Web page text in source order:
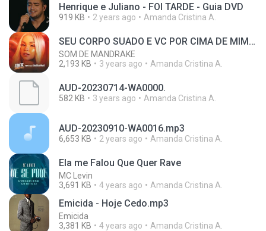
Henrique e Juliano - FOI TARDE - Guia DVD
919 KB 2 years ago Amanda Cristina A.
SEU CORPO SUADO E VC POR CIMA DE MIM - Treyce (Lançamento 2023)
SOM DE MANDRAKE
2,193 KB
3 years ago Amanda Cristina A.
AUD-20230714-WA0000.
582 KB 3 years ago Amanda Cristina A.
AUD-20230910-WA0016.mp3
6,653 KB 2 years ago Amanda Cristina A.
Ela me Falou Que Quer Rave
MC Levin
3,691 KB
4 years ago Amanda Cristina A.
Emicida - Hoje Cedo.mp3
Emicida
3,381 KB
4 years ago Amanda Cristina A.